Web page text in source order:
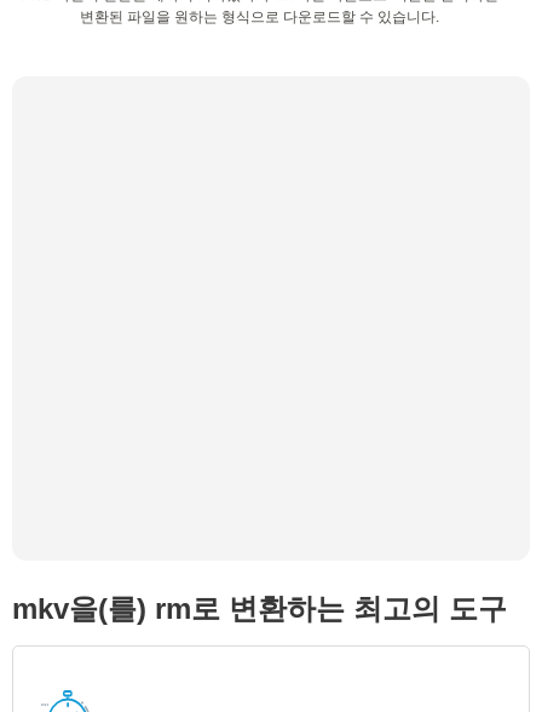
변환된 파일을 원하는 형식으로 다운로드할 수 있습니다.
mkv을(를) rm로 변환하는 최고의 도구